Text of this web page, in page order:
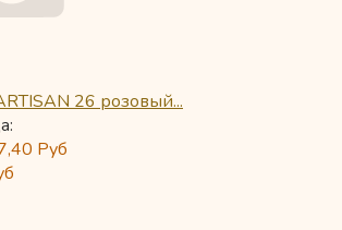
26 розовый...
Руб